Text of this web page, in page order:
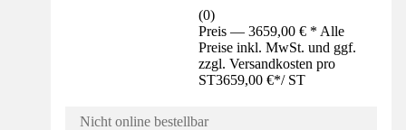
(0)
Preis — 3659,00 € * Alle
Preise inkl. MwSt. und ggf.
zzgl. Versandkosten pro
ST3659,00 €*/ ST
Nicht online bestellbar